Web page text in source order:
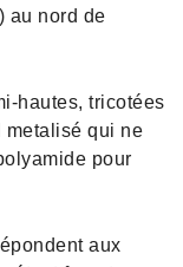
au nord de
hautes, tricotées
metalisé qui ne
pour
aux